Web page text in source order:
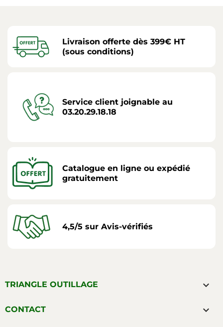
Livraison offerte dès 399€ HT
(sous conditions)
Service client joignable au
03.20.29.18.18
Catalogue en ligne ou expédié
gratuitement
4,5/5 sur Avis-vérifiés
TRIANGLE OUTILLAGE 
CONTACT 